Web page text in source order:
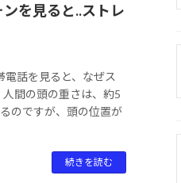
を見ると..ストレ
話を見ると、なぜス
間の頭の重さは、約5
のですが、頭の位置が
続きを読む